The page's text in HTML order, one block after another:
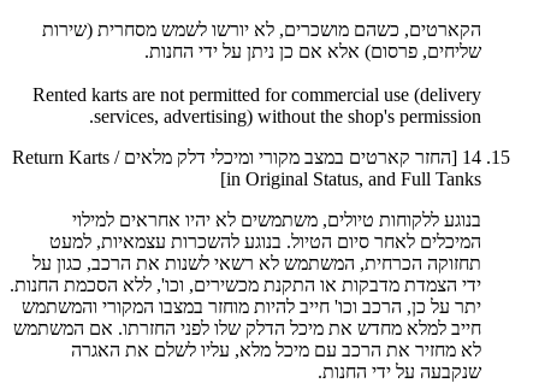
הקארטים, כשהם מושכרים, לא יורשו לשמש מסחרית (שירות
שליחים, פרסום) אלא אם כן ניתן על ידי החנות.
Rented karts are not permitted for commercial use (delivery
services, advertising) without the shop's permission.
14
[החזר קארטים במצב מקורי ומיכלי דלק מלאים / Return Karts
in Original Status, and Full Tanks]
בנוגע ללקוחות טיולים, משתמשים לא יהיו אחראים למילוי
המיכלים לאחר סיום הטיול. בנוגע להשכרות עצמאיות, למעט
תחזוקה הכרחית, המשתמש לא רשאי לשנות את הרכב, כגון על
ידי הצמדת מדבקות או התקנת מכשירים, וכו', ללא הסכמת החנות.
יתר על כן, הרכב וכו' חייב להיות מוחזר במצבו המקורי והמשתמש
חייב למלא מחדש את מיכל הדלק שלו לפני החזרתו. אם המשתמש
לא מחזיר את הרכב עם מיכל מלא, עליו לשלם את האגרה
שנקבעה על ידי החנות.